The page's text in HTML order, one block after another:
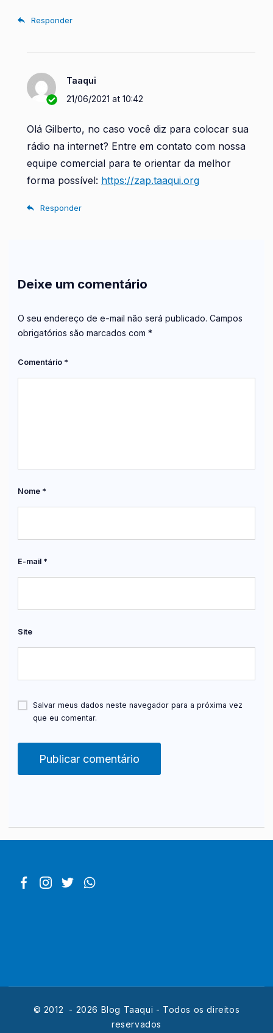
Responder
Taaqui
21/06/2021 at 10:42
Olá Gilberto, no caso você diz para colocar sua
rádio na internet? Entre em contato com nossa
equipe comercial para te orientar da melhor
forma possível: https://zap.taaqui.org
Responder
Deixe um comentário
O seu endereço de e-mail não será publicado. Campos
obrigatórios são marcados com *
Comentário *
Nome *
E-mail *
Site
Salvar meus dados neste navegador para a próxima vez
que eu comentar.
© 2012 - 2026 Blog Taaqui - Todos os direitos
reservados